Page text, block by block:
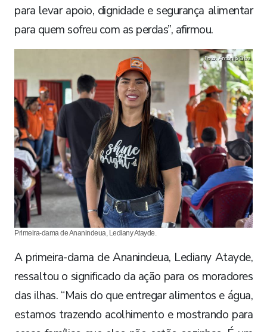
para levar apoio, dignidade e segurança alimentar
para quem sofreu com as perdas”, afirmou.
Primeira-dama de Ananindeua, Lediany Atayde.
Foto: Antônio Silva
A primeira-dama de Ananindeua, Lediany Atayde,
ressaltou o significado da ação para os moradores
das ilhas. “Mais do que entregar alimentos e água,
estamos trazendo acolhimento e mostrando para